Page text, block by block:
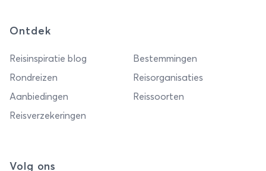
Ontdek
Reisinspiratie blog
Bestemmingen
Rondreizen
Reisorganisaties
Aanbiedingen
Reissoorten
Reisverzekeringen
Volg ons